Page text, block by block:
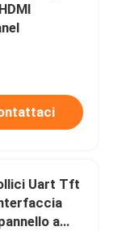
Uart Tft
a